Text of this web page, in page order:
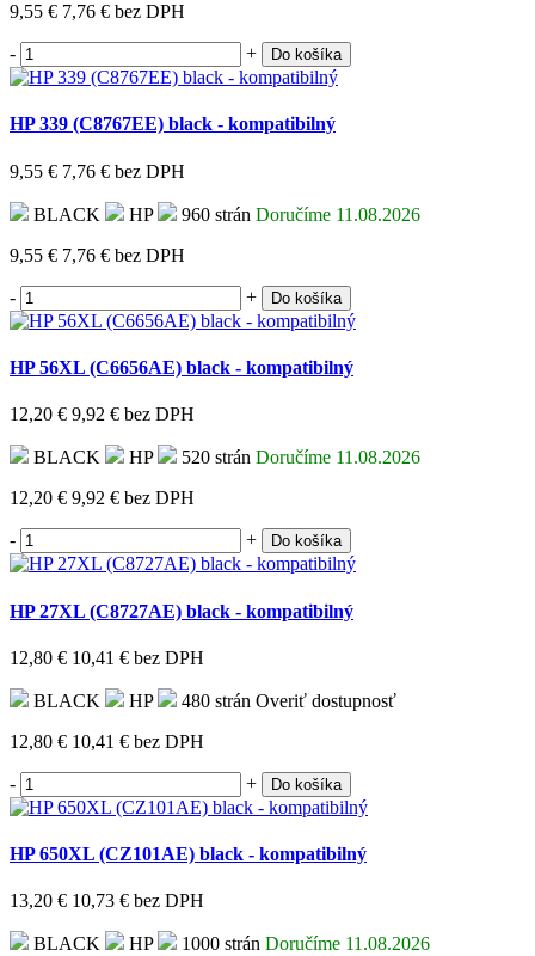
9,55 € 7,76 € bez DPH
- + Do košíka
HP 339 (C8767EE) black - kompatibilný
9,55 € 7,76 € bez DPH
BLACK HP 960 strán Doručíme 11.08.2026
9,55 € 7,76 € bez DPH
- + Do košíka
HP 56XL (C6656AE) black - kompatibilný
12,20 € 9,92 € bez DPH
BLACK HP 520 strán Doručíme 11.08.2026
12,20 € 9,92 € bez DPH
- + Do košíka
HP 27XL (C8727AE) black - kompatibilný
12,80 € 10,41 € bez DPH
BLACK HP 480 strán Overiť dostupnosť
12,80 € 10,41 € bez DPH
- + Do košíka
HP 650XL (CZ101AE) black - kompatibilný
13,20 € 10,73 € bez DPH
BLACK HP 1000 strán Doručíme 11.08.2026